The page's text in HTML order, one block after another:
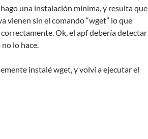
una instalación mínima, y resulta que
vienen sin el comando “wget” lo que
Ok, el apf debería detectar
lo hace.
instalé wget, y volví a ejecutar el